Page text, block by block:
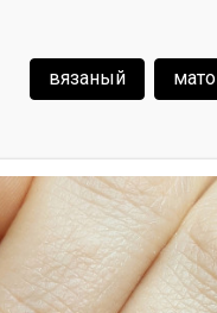
вязаный